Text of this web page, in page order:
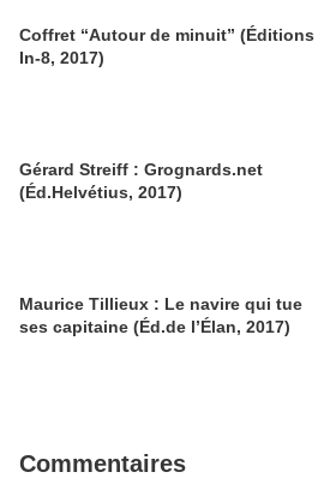
Coffret “Autour de minuit” (Éditions
In-8, 2017)
Gérard Streiff : Grognards.net
(Éd.Helvétius, 2017)
Maurice Tillieux : Le navire qui tue
ses capitaine (Éd.de l’Élan, 2017)
Commentaires